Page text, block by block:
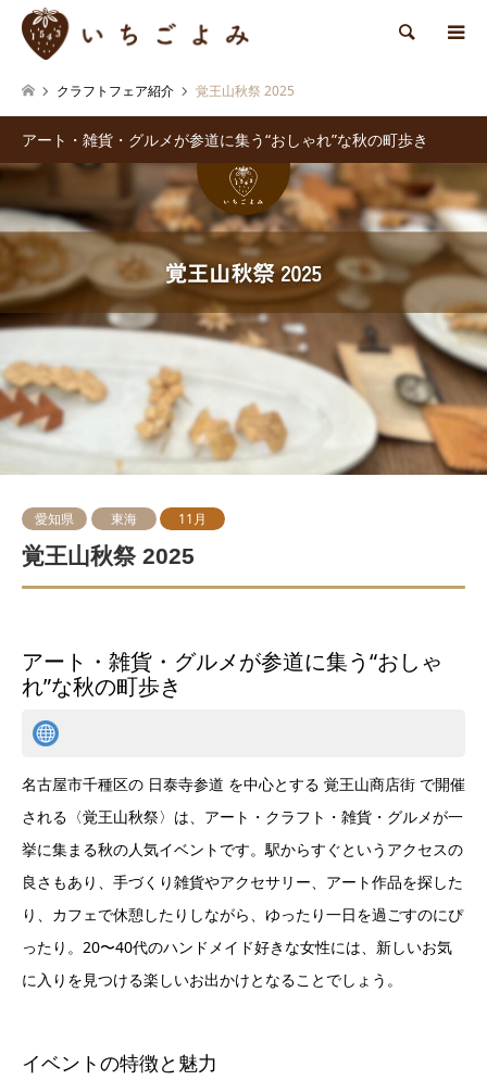
検索
クラフトフェア紹介 覚王山秋祭 2025
アート・雑貨・グルメが参道に集う“おしゃれ”な秋の町歩き
愛知県 東海 11月
覚王山秋祭 2025
アート・雑貨・グルメが参道に集う“おしゃ
れ”な秋の町歩き
名古屋市千種区の 日泰寺参道 を中心とする 覚王山商店街 で開催
される〈覚王山秋祭〉は、アート・クラフト・雑貨・グルメが一
挙に集まる秋の人気イベントです。駅からすぐというアクセスの
良さもあり、手づくり雑貨やアクセサリー、アート作品を探した
り、カフェで休憩したりしながら、ゆったり一日を過ごすのにぴ
ったり。20〜40代のハンドメイド好きな女性には、新しいお気
に入りを見つける楽しいお出かけとなることでしょう。
イベントの特徴と魅力